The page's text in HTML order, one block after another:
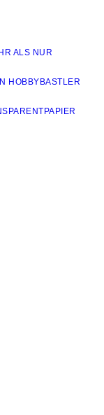
ALS NUR
HOBBYBASTLER